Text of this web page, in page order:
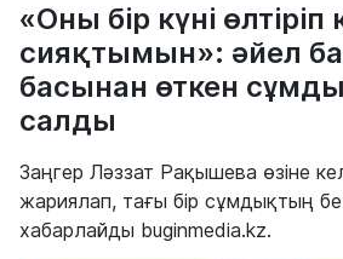
«Оны бір күні
сияқтымын»: әйел
басынан өткен
салды
Заңгер Ләззат Рақышева өзіне
жариялап, тағы бір сұмдықтың
хабарлайды buginmedia.kz.